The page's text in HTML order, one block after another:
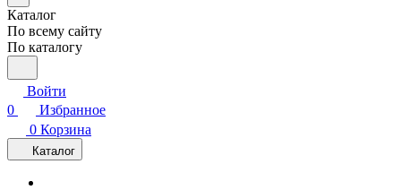
Каталог
По всему сайту
По каталогу
Войти
0
Избранное
0 Корзина
Каталог